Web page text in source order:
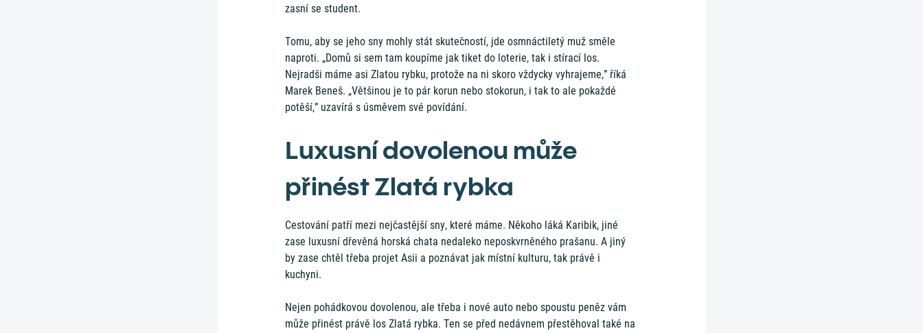
zasní se student.
Tomu, aby se jeho sny mohly stát skutečností, jde osmnáctiletý muž směle
naproti. „Domů si sem tam koupíme jak tiket do loterie, tak i stírací los.
Nejradši máme asi Zlatou rybku, protože na ni skoro vždycky vyhrajeme,” říká
Marek Beneš. „Většinou je to pár korun nebo stokorun, i tak to ale pokaždé
potěší,” uzavírá s úsměvem své povídání.
Luxusní dovolenou může
přinést Zlatá rybka
Cestování patří mezi nejčastější sny, které máme. Někoho láká Karibik, jiné
zase luxusní dřevěná horská chata nedaleko neposkvrněného prašanu. A jiný
by zase chtěl třeba projet Asii a poznávat jak místní kulturu, tak právě i
kuchyni.
Nejen pohádkovou dovolenou, ale třeba i nové auto nebo spoustu peněz vám
může přinést právě los Zlatá rybka. Ten se před nedávnem přestěhoval také na